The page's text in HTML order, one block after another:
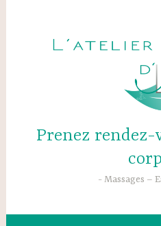
Prenez rendez-
Massages –